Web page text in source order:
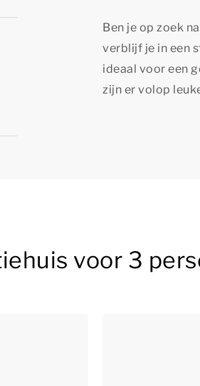
Ben je op zoek
verblijf je in een
ideaal voor een
zijn er volop
voor 3